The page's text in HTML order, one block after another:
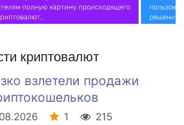
криптовалют
взлетели продажи
1
215